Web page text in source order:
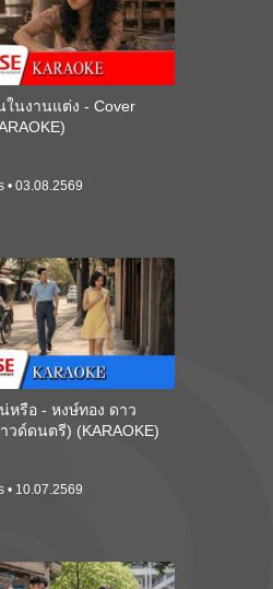
ในงานแต่ง - Cover
• 03.08.2569
หรือ - หงษ์ทอง ดาว
วด์ดนตรี) (KARAOKE)
• 10.07.2569